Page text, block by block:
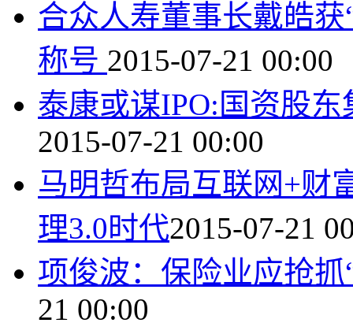
合众人寿董事长戴皓
称号 2015-07-21 00:00
泰康或谋IPO:国资股
2015-07-21 00:00
马明哲布局互联网+财
理3.0时代2015-07-21
项俊波：保险业应抢
21 00:00